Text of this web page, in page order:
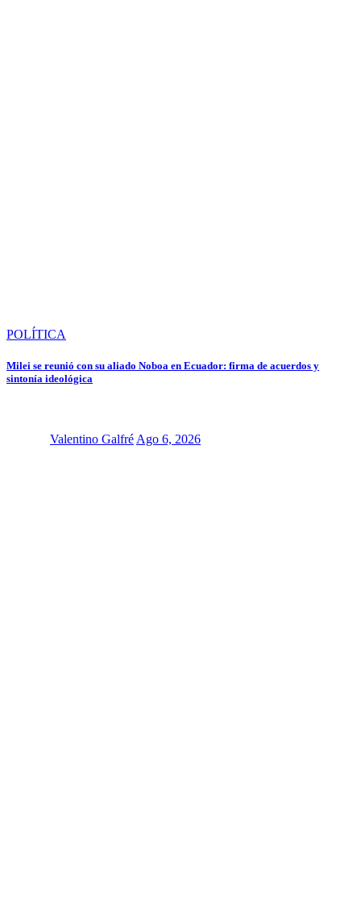
POLÍTICA
Milei se reunió con su aliado Noboa en Ecuador: firma de acuerdos y
sintonía ideológica
Valentino Galfré Ago 6, 2026